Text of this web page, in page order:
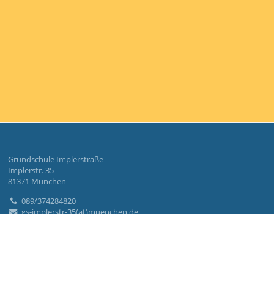
Grundschule Implerstraße
Implerstr. 35
81371 München
089/374284820
gs-implerstr-35(at)muenchen.de